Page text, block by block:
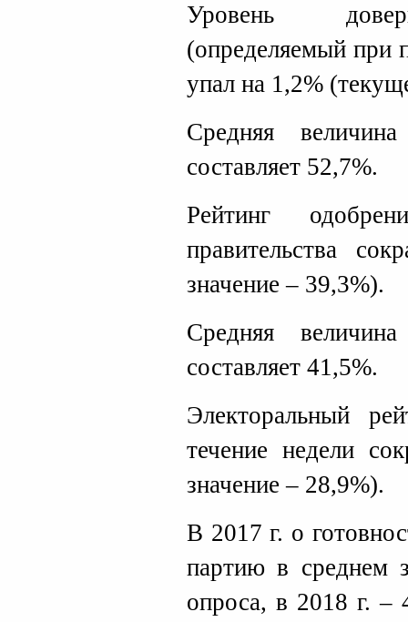
Уровень
(определяемый при
упал на 1,2%
Средняя
составляет 52,7%.
Рейтинг
правительства
значение – 39,3%).
Средняя
составляет 41,5%.
Электоральный
течение недели
значение – 28,9%).
В 2017 г. о
партию в среднем
опроса, в 2018 г. –